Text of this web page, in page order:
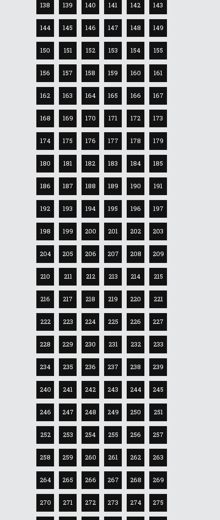
138 139 140 141 142 143
144 145 146 147 148 149
150 151 152 153 154 155
156 157 158 159 160 161
162 163 164 165 166 167
168 169 170 171 172 173
174 175 176 177 178 179
180 181 182 183 184 185
186 187 188 189 190 191
192 193 194 195 196 197
198 199 200 201 202 203
204 205 206 207 208 209
210 211 212 213 214 215
216 217 218 219 220 221
222 223 224 225 226 227
228 229 230 231 232 233
234 235 236 237 238 239
240 241 242 243 244 245
246 247 248 249 250 251
252 253 254 255 256 257
258 259 260 261 262 263
264 265 266 267 268 269
270 271 272 273 274 275